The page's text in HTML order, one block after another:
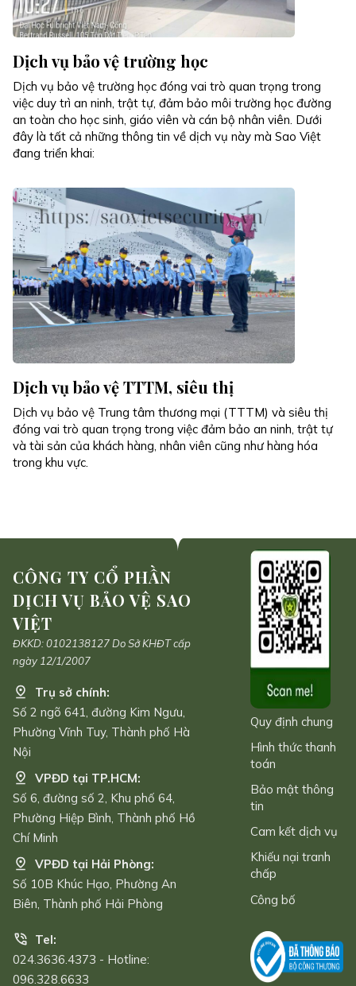
Dịch vụ bảo vệ trường học
Dịch vụ bảo vệ trường học đóng vai trò quan trọng trong
việc duy trì an ninh, trật tự, đảm bảo môi trường học đường
an toàn cho học sinh, giáo viên và cán bộ nhân viên. Dưới
đây là tất cả những thông tin về dịch vụ này mà Sao Việt
đang triển khai:
Dịch vụ bảo vệ TTTM, siêu thị
Dịch vụ bảo vệ Trung tâm thương mại (TTTM) và siêu thị
đóng vai trò quan trọng trong việc đảm bảo an ninh, trật tự
và tài sản của khách hàng, nhân viên cũng như hàng hóa
trong khu vực.
CÔNG TY CỔ PHẦN
DỊCH VỤ BẢO VỆ SAO
VIỆT
ĐKKD: 0102138127 Do Sở KHĐT cấp
ngày 12/1/2007
Trụ sở chính:
Số 2 ngõ 641, đường Kim Ngưu,
Phường Vĩnh Tuy, Thành phố Hà
Nội
VPĐD tại TP.HCM:
Số 6, đường số 2, Khu phố 64,
Phường Hiệp Bình, Thành phố Hồ
Chí Minh
VPĐD tại Hải Phòng:
Số 10B Khúc Hạo, Phường An
Biên, Thành phố Hải Phòng
Tel:
024.3636.4373 - Hotline:
096.328.6633
Quy định chung
Hình thức thanh
toán
Bảo mật thông
tin
Cam kết dịch vụ
Khiếu nại tranh
chấp
Công bố